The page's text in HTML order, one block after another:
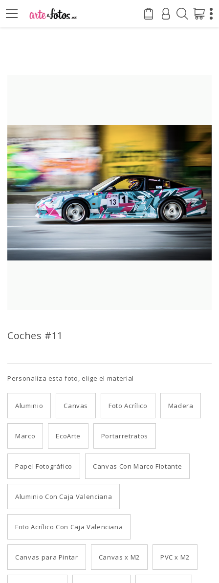
Coches #11
Personaliza esta foto, elige el material
Aluminio Canvas Foto Acrílico Madera
Marco EcoArte Portarretratos
Papel Fotográfico Canvas Con Marco Flotante
Aluminio Con Caja Valenciana
Foto Acrílico Con Caja Valenciana
Canvas para Pintar Canvas x M2 PVC x M2